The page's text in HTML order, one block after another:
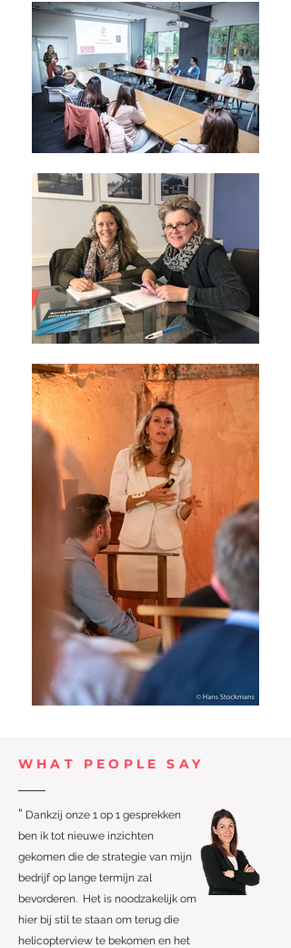
WHAT PEOPLE SAY
“ Dankzij onze 1 op 1 gesprekken
ben ik tot nieuwe inzichten
gekomen die de strategie van mijn
bedrijf op lange termijn zal
bevorderen. Het is noodzakelijk om
hier bij stil te staan om terug die
helicopterview te bekomen en het